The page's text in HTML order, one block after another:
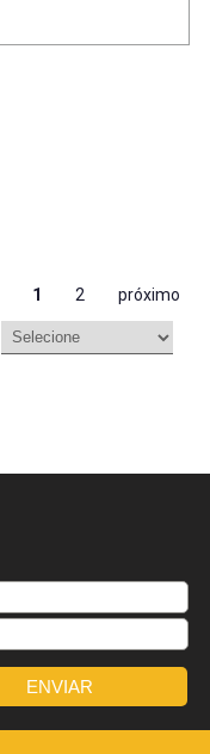
1 2 próximo